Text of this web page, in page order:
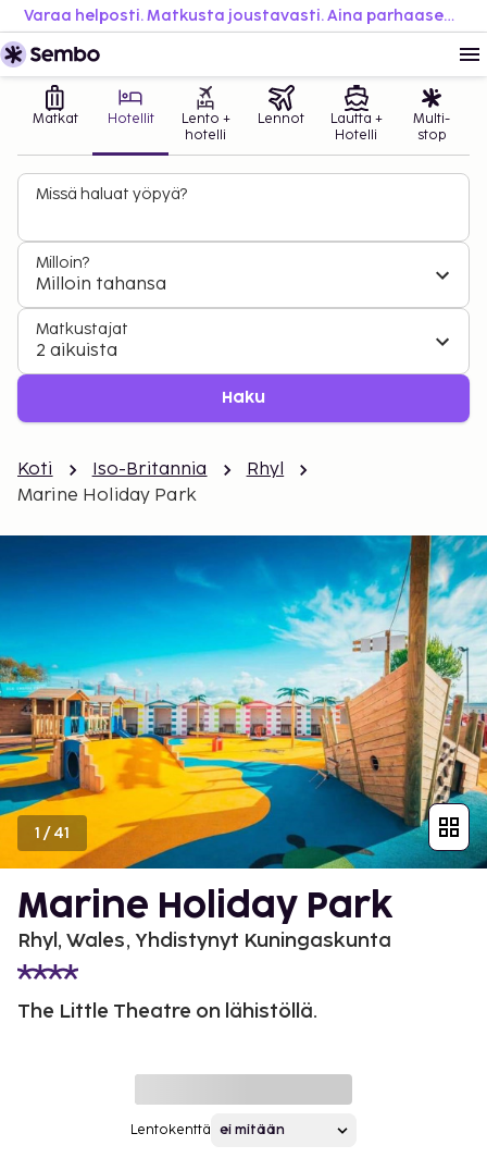
Varaa helposti. Matkusta joustavasti. Aina parhaaseen hintaan.
Matkat Hotellit
Lento +
hotelli
Lennot
Lautta +
Hotelli
Multi-
stop
Missä haluat yöpyä?
Milloin?
Milloin tahansa
Matkustajat
2 aikuista
Haku
Koti Iso-Britannia
Rhyl
Marine Holiday Park
1 /41
Marine Holiday Park
Rhyl, Wales, Yhdistynyt Kuningaskunta
The Little Theatre on lähistöllä.
Lentokenttä